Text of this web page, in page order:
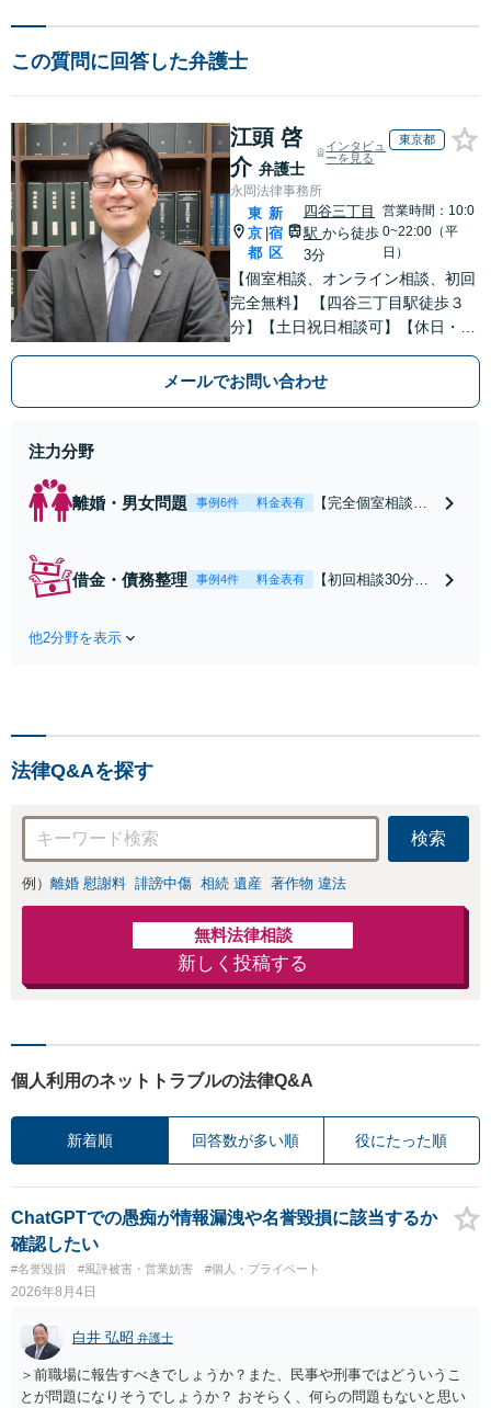
この質問に回答した弁護士
江頭 啓
介 弁護士
インタビュ
ーを見る
東京都
永岡法律事務所
東
京
都
新
宿
区
四谷三丁目
駅 から徒歩
3分
営業時間：10:0
0~22:00（平
日）
【個室相談、オンライン相談、初回
完全無料】 【四谷三丁目駅徒歩３
分】【土日祝日相談可】【休日・夜
ＧＢＴパートナーシップ契約書作
メールでお問い合わせ
注力分野
離婚・男女問題 事例6件 料金表有
【完全個室相談】
を解決に導きま
借金・債務整理 事例4件 料金表有
【初回相談30分無
因の借金もご相談
他2分野を表示
法律Q&Aを探す
検索
例） 離婚 慰謝料 誹謗中傷 相続 遺産 著作物 違法
無料法律相談
新しく投稿する
個人利用のネットトラブルの法律Q&A
新着順 回答数が多い順 役にたった順
ChatGPTでの愚痴が情報漏洩や名誉毀損に該当するか
確認したい
#名誉毀損 #風評被害・営業妨害 #個人・プライベート
2026年8月4日
白井 弘昭 弁護士
＞前職場に報告すべきでしょうか？また、民事や刑事ではどういうこ
とが問題になりそうでしょうか？ おそらく、何らの問題もないと思い